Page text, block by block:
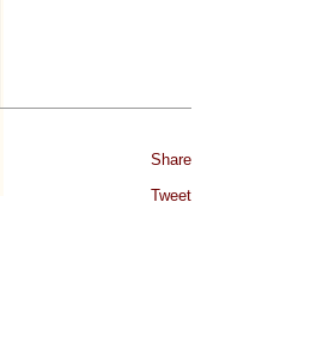
Share
Tweet